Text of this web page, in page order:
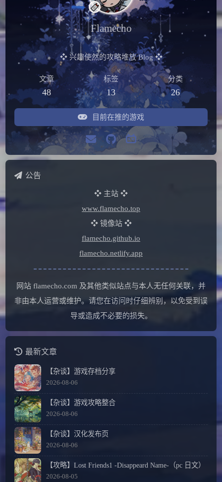
在读 银河帝国之刃
Flamecho
❖ 兴趣使然的攻略堆放 Blog ❖
文章
48
标签
13
分类
26
目前在推的游戏
公告
❖ 主站 ❖
www.flamecho.top
❖ 镜像站 ❖
flamecho.github.io
flamecho.netlify.app
网站 flamecho.com 及其他类似站点与本人无任何关联，并
非由本人运营或维护。请您在访问时仔细辨别，以免受到误
导或造成不必要的损失。
最新文章
【杂谈】游戏存档分享
2026-08-06
【杂谈】游戏攻略整合
2026-08-06
【杂谈】汉化发布页
2026-08-06
【攻略】Lost Friends1 -Disappeard Name-（pc 日文）
2026-08-05